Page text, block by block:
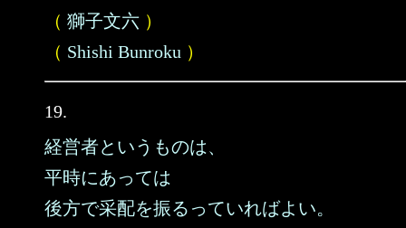
（ 獅子文六 ）
（ Shishi Bunroku ）
19.
経営者というものは、
平時にあっては
後方で采配を振るっていればよい。